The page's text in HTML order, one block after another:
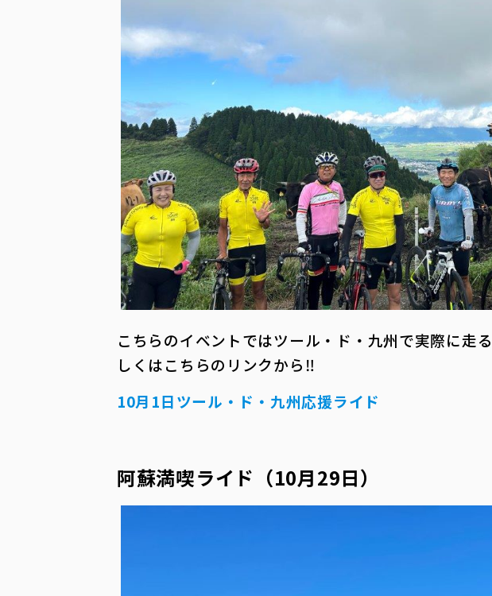
こちらのイベントではツール・ド・九州で実際に走
しくはこちらのリンクから‼
10月1日ツール・ド・九州応援ライド
阿蘇満喫ライド（10月29日）